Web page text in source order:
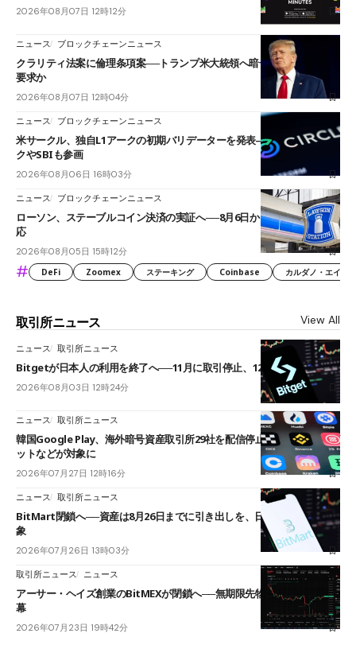
2026年08月07日 12時12分
ニュース ブロックチェーンニュース
クラリティ法案に倫理条項案──トランプ米大統領へ暗号資産事業の売却
要求か
2026年08月07日 12時04分
ニュース ブロックチェーンニュース
米サークル、独自L1アークの初期バリデーターを発表――ブラックロッ
クやSBIも参画
2026年08月06日 16時03分
ニュース ブロックチェーンニュース
ローソン、ステーブルコイン決済の実証へ──8月6日からJPYCやUSDC対
応
2026年08月05日 15時12分
# DeFi Zoomex ステーキング Coinbase カルダノ・エイ
取引所ニュース View All
ニュース 取引所ニュース
Bitgetが日本人の利用を終了へ──11月に取引停止、12月末に強制決済
2026年08月03日 12時24分
ニュース 取引所ニュース
韓国Google Play、海外暗号資産取引所29社を配信停止──OKXやバイビ
ットなどが対象に
2026年07月27日 12時16分
ニュース 取引所ニュース
BitMart閉鎖へ──資産は8月26日までに引き出しを、日本人利用者も対
象
2026年07月26日 13時03分
取引所ニュース ニュース
アーサー・ヘイズ創業のBitMEXが閉鎖へ──無期限先物を生んだ11年に
幕
2026年07月23日 19時42分